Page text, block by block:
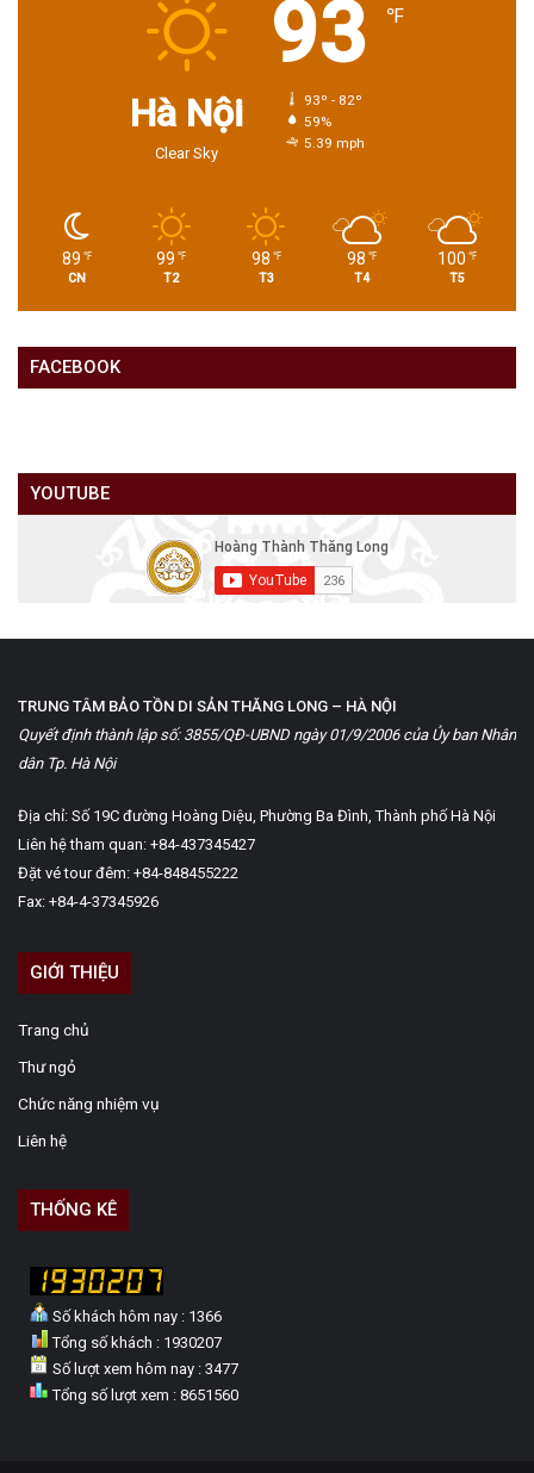
Hà Nội
Clear Sky
93 ℉
93º - 82º
59%
5.39 mph
89 ℉
CN
99 ℉
T2
98 ℉
T3
98 ℉
T4
100 ℉
T5
FACEBOOK
YOUTUBE
TRUNG TÂM BẢO TỒN DI SẢN THĂNG LONG – HÀ NỘI
Quyết định thành lập số: 3855/QĐ-UBND ngày 01/9/2006 của Ủy ban Nhân
dân Tp. Hà Nội
Địa chỉ: Số 19C đường Hoàng Diệu, Phường Ba Đình, Thành phố Hà Nội
Liên hệ tham quan: +84-437345427
Đặt vé tour đêm: +84-848455222
Fax: +84-4-37345926
GIỚI THIỆU
Trang chủ
Thư ngỏ
Chức năng nhiệm vụ
Liên hệ
THỐNG KÊ
Số khách hôm nay : 1366
Tổng số khách : 1930207
Số lượt xem hôm nay : 3477
Tổng số lượt xem : 8651560